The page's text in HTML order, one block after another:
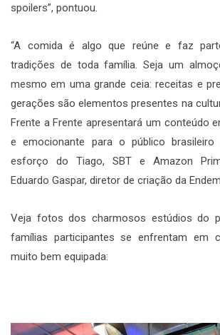
spoilers”, pontuou.
“A comida é algo que reúne e faz
tradições de toda família. Seja um
mesmo em uma grande ceia: receitas e
gerações são elementos presentes na
Frente a Frente apresentará um conteúdo
e emocionante para o público
esforço do Tiago, SBT e Amazon
Eduardo Gaspar, diretor de criação da
Veja fotos dos charmosos estúdios do
famílias participantes se enfrentam em
muito bem equipada: